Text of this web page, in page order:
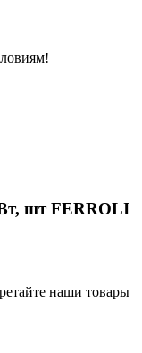
шт FERROLI
наши товары